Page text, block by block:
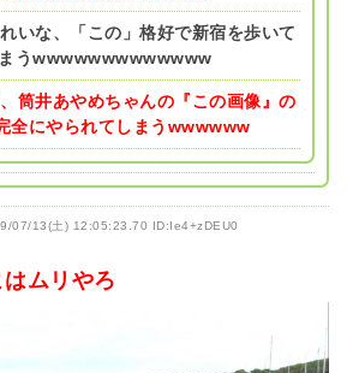
れいな、「この」格好で新宿を歩いて
うwwwwwwwwwwwww
、筒井あやめちゃんの『この画像』の
全にやられてしまうwwwwww
07/13(土) 12:05:23.70 ID:Ie4+zDEU0
ムリやろ